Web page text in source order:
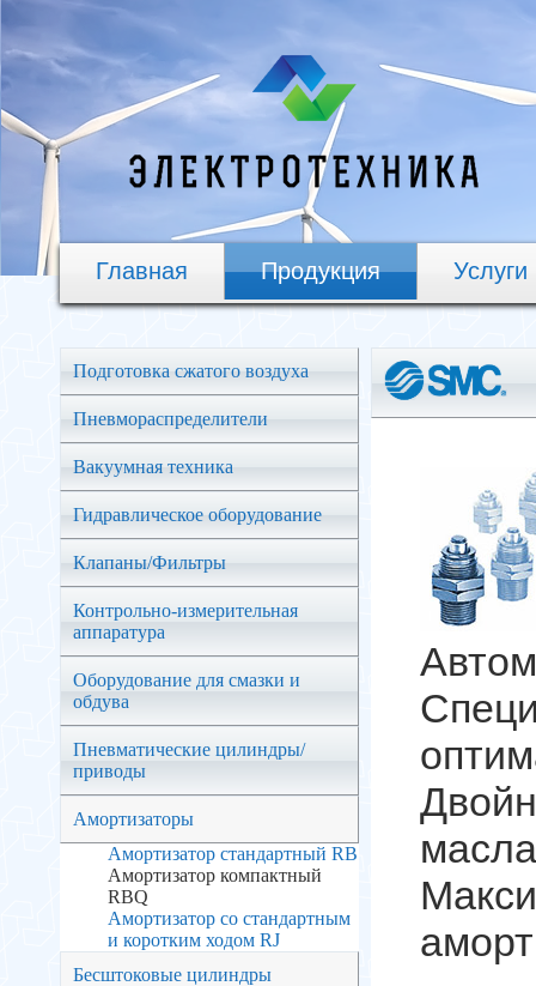
Главная Продукция Услуги
Подготовка сжатого воздуха
Пневмораспределители
Вакуумная техника
Гидравлическое оборудование
Клапаны/Фильтры
Контрольно-измерительная
аппаратура
Оборудование для смазки и
обдува
Пневматические цилиндры/
приводы
Амортизаторы
Амортизатор стандартный RB
Амортизатор компактный
RBQ
Амортизатор со стандартным
и коротким ходом RJ
Бесштоковые цилиндры